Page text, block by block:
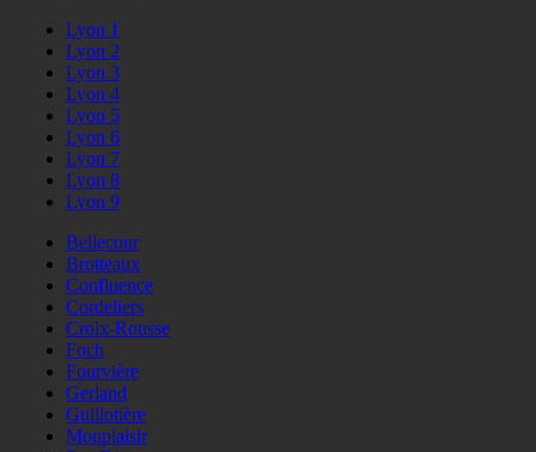
Lyon 1
Lyon 2
Lyon 3
Lyon 4
Lyon 5
Lyon 6
Lyon 7
Lyon 8
Lyon 9
Bellecour
Brotteaux
Confluence
Cordeliers
Croix-Rousse
Foch
Fourvière
Gerland
Guillotière
Monplaisir